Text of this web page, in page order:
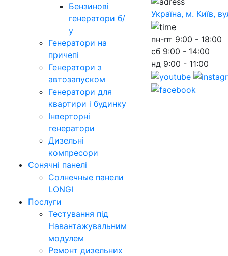
Бензинові
генератори б/
у
Генератори на
причепі
Генератори з
автозапуском
Генератори для
квартири і будинку
Інверторні
генератори
Дизельні
компресори
Сонячні панелі
Солнечные панели
LONGI
Послуги
Тестування під
Навантажувальним
модулем
Ремонт дизельних
Україна, м. Київ,
пн-пт 9:00 - 18:00
сб 9:00 - 14:00
нд 9:00 - 11:00